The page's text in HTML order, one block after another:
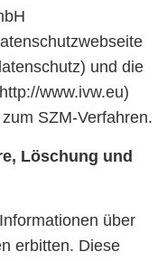
und die
www.ivw.eu)
SZM-Verfahren.
Löschung und
über
erbitten. Diese